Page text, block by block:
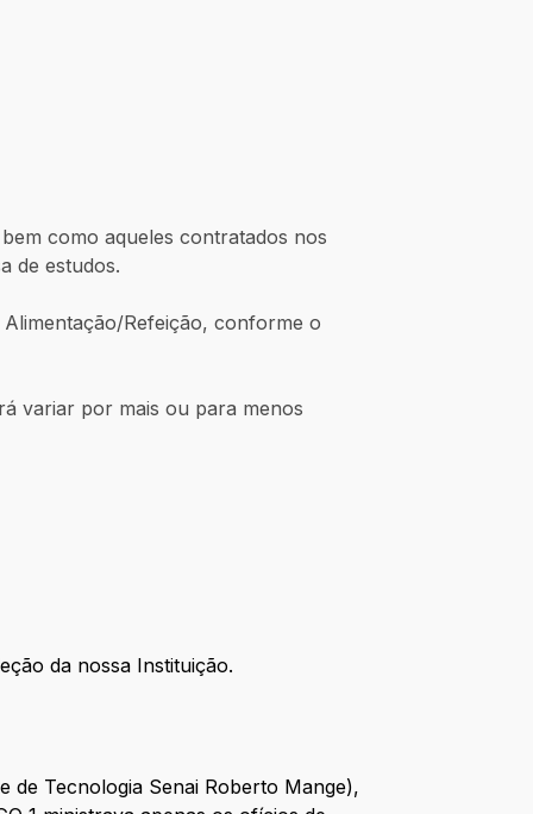
como aqueles contratados nos
de estudos.
Refeição, conforme o
variar por mais ou para menos
da nossa Instituição.
de Tecnologia Senai Roberto Mange),